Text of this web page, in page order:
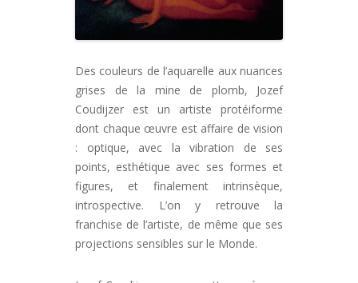
Des couleurs de l’aquarelle aux nuances
grises de la mine de plomb, Jozef
Coudijzer est un artiste protéiforme
dont chaque œuvre est affaire de vision
: optique, avec la vibration de ses
points, esthétique avec ses formes et
figures, et finalement intrinsèque,
introspective. L’on y retrouve la
franchise de l’artiste, de même que ses
projections sensibles sur le Monde.